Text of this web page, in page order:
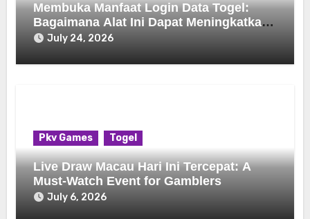
Membuka Manfaat Login Data Togel:
Bagaimana Alat Ini Dapat Meningkatkan
Pengalaman Bermain Game Anda
July 24, 2026
Pkv Games Togel
Live Draw Macau Hari Ini Tercepat: A
Must-Watch Event for Gamblers
July 6, 2026